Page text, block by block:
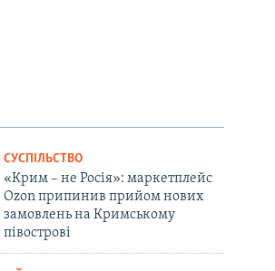
СУСПІЛЬСТВО
«Крим – не Росія»: маркетплейс
Ozon припинив прийом нових
замовлень на Кримському
півострові